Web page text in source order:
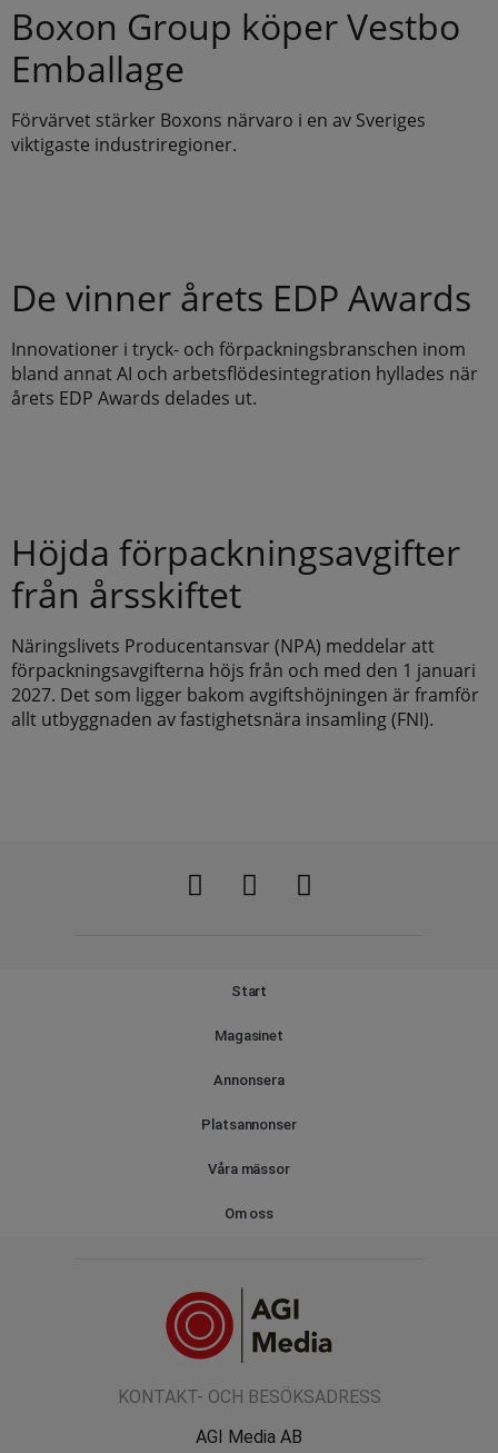
Boxon Group köper Vestbo
Emballage
Förvärvet stärker Boxons närvaro i en av Sveriges
viktigaste industriregioner.
De vinner årets EDP Awards
Innovationer i tryck- och förpackningsbranschen inom
bland annat AI och arbetsflödesintegration hyllades när
årets EDP Awards delades ut.
Höjda förpackningsavgifter
från årsskiftet
Näringslivets Producentansvar (NPA) meddelar att
förpackningsavgifterna höjs från och med den 1 januari
2027. Det som ligger bakom avgiftshöjningen är framför
allt utbyggnaden av fastighetsnära insamling (FNI).
Start
Magasinet
Annonsera
Platsannonser
Våra mässor
Om oss
KONTAKT- OCH BESÖKSADRESS
AGI Media AB